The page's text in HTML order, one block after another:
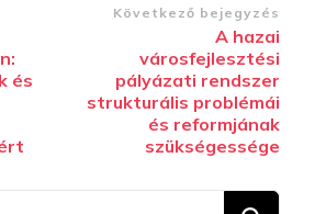
és
Következő bejegyzés
A hazai
városfejlesztési
pályázati rendszer
strukturális problémái
és reformjának
szükségessége